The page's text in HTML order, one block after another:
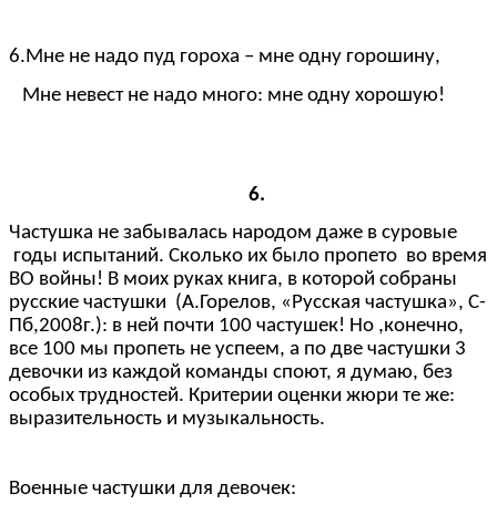
6.Мне не надо пуд гороха – мне одну горошину,
Мне невест не надо много: мне одну хорошую!
6.
Частушка не забывалась народом даже в суровые
годы испытаний. Сколько их было пропето во время
ВО войны! В моих руках книга, в которой собраны
русские частушки (А.Горелов, «Русская частушка», С-
Пб,2008г.): в ней почти 100 частушек! Но ,конечно,
все 100 мы пропеть не успеем, а по две частушки 3
девочки из каждой команды споют, я думаю, без
особых трудностей. Критерии оценки жюри те же:
выразительность и музыкальность.
Военные частушки для девочек: